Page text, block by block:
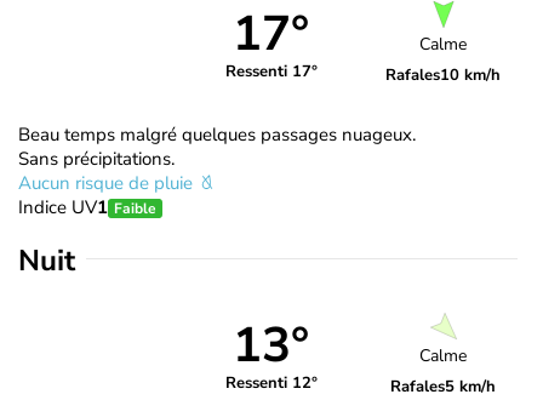
17°
Ressenti 17°
Calme
Rafales10 km/h
Beau temps malgré quelques passages nuageux.
Sans précipitations.
Aucun risque de pluie
Indice UV1 Faible
Nuit
13°
Ressenti 12°
Calme
Rafales5 km/h